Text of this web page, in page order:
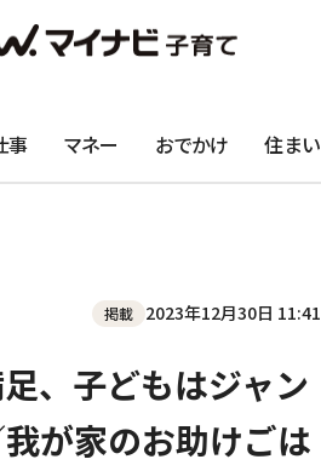
事 マネー おでかけ 住まい
掲載 2023年12月30日 11:41
、子どもはジャン
が家のお助けごは